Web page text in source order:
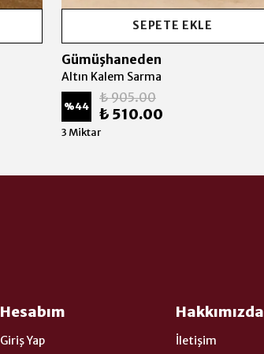
SEPETE EKLE
Gümüşhaneden
Altın Kalem Sarma
%44
₺ 905.00
₺ 510.00
3 Miktar
Hesabım
Giriş Yap
Hakkımızda
İletişim